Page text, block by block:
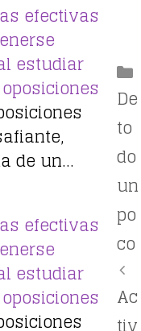
efectivas
estudiar
de un…
efectivas
estudiar
De
to
do
un
po
co
Ac